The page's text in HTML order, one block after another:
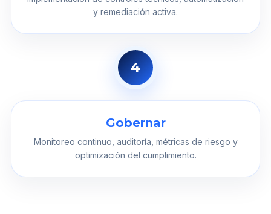
y remediación activa.
4
Gobernar
Monitoreo continuo, auditoría, métricas de riesgo y
optimización del cumplimiento.